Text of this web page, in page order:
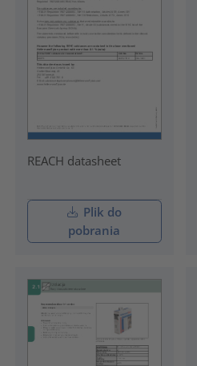
REACH datasheet
Plik do
pobrania